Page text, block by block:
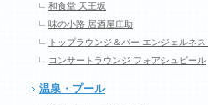
和食堂 天王坂
味の小路 居酒屋庄助
トップラウンジ＆バー エンジェルネス
コンサートラウンジ フォアシュピール
温泉・プール